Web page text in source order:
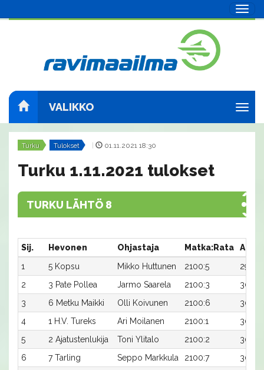
VALIKKO
Turku Tulokset 01.11.2021 18:30
Turku 1.11.2021 tulokset
TURKU LÄHTÖ 8
Sij. Hevonen Ohjastaja Matka:Rata
Aika
1
5 Kopsu Mikko Huttunen 2100:5
29,8a
2
3 Pate Pollea Jarmo Saarela 2100:3
30,0a
3
6 Metku Maikki Olli Koivunen 2100:6
30,1a
4
1 H.V. Tureks Ari Moilanen 2100:1
30,1a
5
2 Ajatustenlukija Toni Ylitalo 2100:2
30,2a
6
7 Tarling Seppo Markkula 2100:7
30,3a